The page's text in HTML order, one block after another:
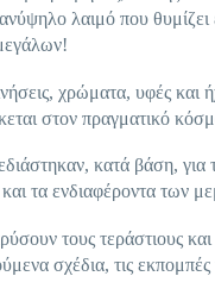
λαιμό που
χρώματα, υφές
στον πραγματικό
κατά βάση, για
τα ενδιαφέροντα των
τους τεράστιους
σχέδια, τις